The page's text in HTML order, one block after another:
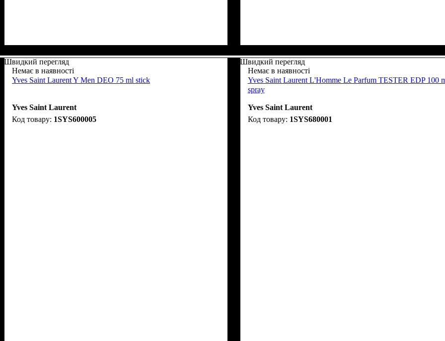
Швидкий перегляд
Немає в наявності
Yves Saint Laurent Y Men DEO 75 ml stick
Yves Saint Laurent
1SYS600005
Швидкий перегляд
Немає в наявності
Yves Saint Laurent L'Homme Le Parfum TESTER EDP 100
spray
Yves Saint Laurent
1SYS680001